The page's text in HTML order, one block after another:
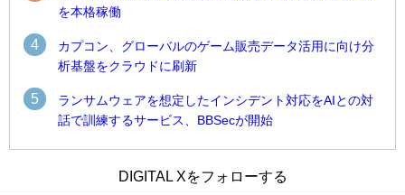
を本格稼働
4
カプコン、グローバルのゲーム販売データ活用に向け分
析基盤をクラウドに刷新
5
ランサムウェアを想定したインシデント対応をAIとの対
話で訓練するサービス、BBSecが開始
合基盤を本格稼働DIGITAL Xをフォローする